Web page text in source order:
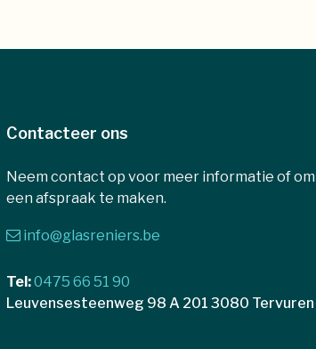
Contacteer ons
Neem contact op voor meer informatie of om
een afspraak te maken.
info@glasreniers.be
Tel:0475 66 51 90
Leuvensesteenweg 98 A 201 3080 Tervuren